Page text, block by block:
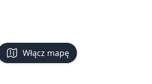
Włącz mapę